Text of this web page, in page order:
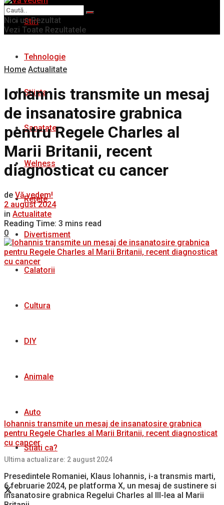
Stiri
Tehnologie
Stiinta
Sanatate
Welness
Rețete
Divertisment
Calatorii
Cultura
DIY
Animale
Auto
Stiati ca?
Nici un Rezultat
Vezi Toate Rezultatele
Home Actualitate
Iohannis transmite un mesaj
de insanatosire grabnica
pentru Regele Charles al
Marii Britanii, recent
diagnosticat cu cancer
de Vă vedem!
2 august 2024
in Actualitate
Reading Time: 3 mins read
0
Iohannis transmite un mesaj de insanatosire grabnica
pentru Regele Charles al Marii Britanii, recent diagnosticat
cu cancer
Ultima actualizare: 2 august 2024
Presedintele Romaniei, Klaus Iohannis, i-a transmis marti,
6 februarie 2024, pe platforma X, un mesaj de sustinere si
insanatosire grabnica Regelui Charles al III-lea al Marii